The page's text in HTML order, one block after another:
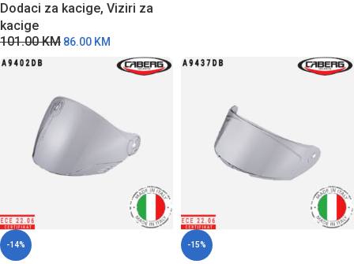
modele kaciga
Dodaci za kacige, Viziri za
kacige
101.00KM 86.00 KM
-14% -15%